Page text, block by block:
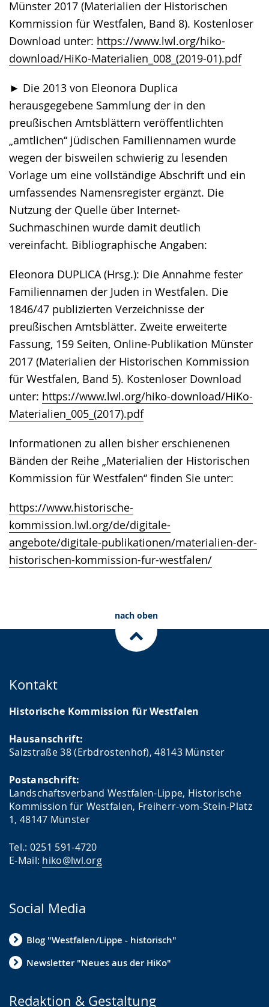
Münster 2017 (Materialien der Historischen
Kommission für Westfalen, Band 8). Kostenloser
Download unter: https://www.lwl.org/hiko-
download/HiKo-Materialien_008_(2019-01).pdf
► Die 2013 von Eleonora Duplica
herausgegebene Sammlung der in den
preußischen Amtsblättern veröffentlichten
„amtlichen“ jüdischen Familiennamen wurde
wegen der bisweilen schwierig zu lesenden
Vorlage um eine vollständige Abschrift und ein
umfassendes Namensregister ergänzt. Die
Nutzung der Quelle über Internet-
Suchmaschinen wurde damit deutlich
vereinfacht. Bibliographische Angaben:
Eleonora DUPLICA (Hrsg.): Die Annahme fester
Familiennamen der Juden in Westfalen. Die
1846/47 publizierten Verzeichnisse der
preußischen Amtsblätter. Zweite erweiterte
Fassung, 159 Seiten, Online-Publikation Münster
2017 (Materialien der Historischen Kommission
für Westfalen, Band 5). Kostenloser Download
unter: https://www.lwl.org/hiko-download/HiKo-
Materialien_005_(2017).pdf
Informationen zu allen bisher erschienenen
Bänden der Reihe „Materialien der Historischen
Kommission für Westfalen“ finden Sie unter:
https://www.historische-
kommission.lwl.org/de/digitale-
angebote/digitale-publikationen/materialien-der-
historischen-kommission-fur-westfalen/
nach oben
Kontakt
Historische Kommission für Westfalen
Hausanschrift:
Salzstraße 38 (Erbdrostenhof), 48143 Münster
Postanschrift:
Landschaftsverband Westfalen-Lippe, Historische
Kommission für Westfalen, Freiherr-vom-Stein-Platz
1, 48147 Münster
Tel.: 0251 591-4720
E-Mail: hiko@lwl.org
Social Media
Blog "Westfalen/Lippe - historisch"
Newsletter "Neues aus der HiKo"
Redaktion & Gestaltung